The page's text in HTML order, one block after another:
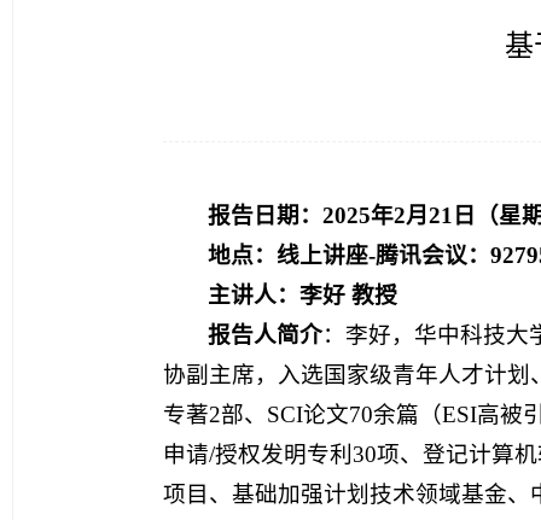
基
报告日期：2025年2月21日（星
地点：线上讲座-腾讯会议：
主讲人：李好 教授
报告人简介：李好，华中科技大
协副主席，入选国家级青年人才计
专著2部、SCI论文70余篇（ESI高被
申请/授权发明专利30项、登记计算
项目、基础加强计划技术领域基金